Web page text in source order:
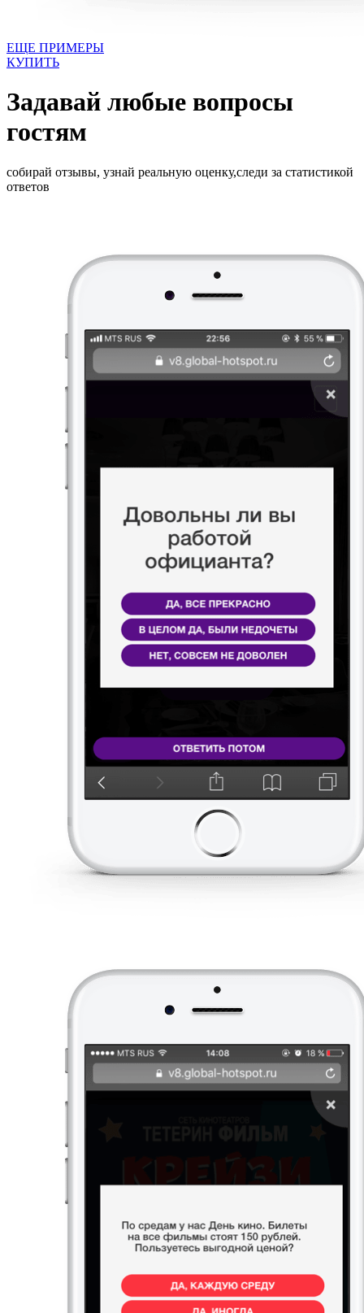
ЕЩЕ ПРИМЕРЫ
КУПИТЬ
Задавай любые вопросы
гостям
собирай отзывы, узнай реальную оценку,следи за статистикой
ответов